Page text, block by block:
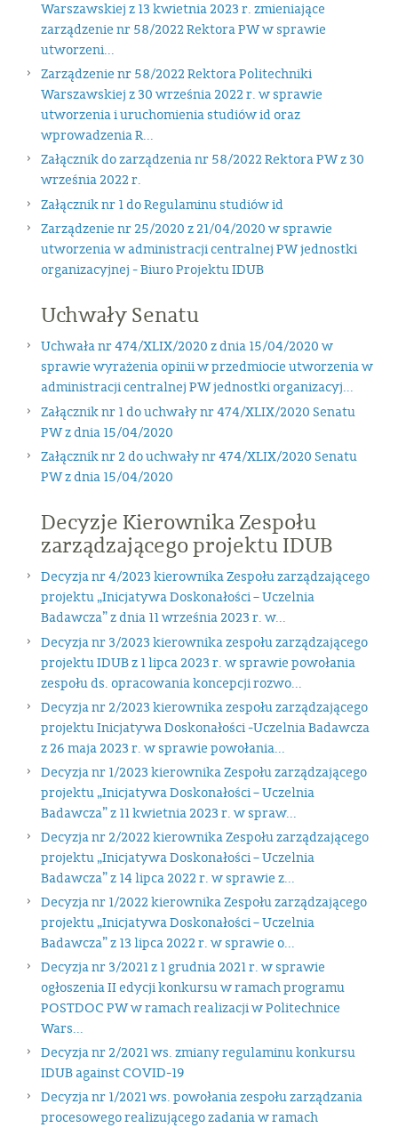
Warszawskiej z 13 kwietnia 2023 r. zmieniające
zarządzenie nr 58/2022 Rektora PW w sprawie
utworzeni...
Zarządzenie nr 58/2022 Rektora Politechniki
Warszawskiej z 30 września 2022 r. w sprawie
utworzenia i uruchomienia studiów id oraz
wprowadzenia R...
Załącznik do zarządzenia nr 58/2022 Rektora PW z 30
września 2022 r.
Załącznik nr 1 do Regulaminu studiów id
Zarządzenie nr 25/2020 z 21/04/2020 w sprawie
utworzenia w administracji centralnej PW jednostki
organizacyjnej - Biuro Projektu IDUB
Uchwały Senatu
Uchwała nr 474/XLIX/2020 z dnia 15/04/2020 w
sprawie wyrażenia opinii w przedmiocie utworzenia w
administracji centralnej PW jednostki organizacyj...
Załącznik nr 1 do uchwały nr 474/XLIX/2020 Senatu
PW z dnia 15/04/2020
Załącznik nr 2 do uchwały nr 474/XLIX/2020 Senatu
PW z dnia 15/04/2020
Decyzje Kierownika Zespołu
zarządzającego projektu IDUB
Decyzja nr 4/2023 kierownika Zespołu zarządzającego
projektu „Inicjatywa Doskonałości – Uczelnia
Badawcza” z dnia 11 września 2023 r. w...
Decyzja nr 3/2023 kierownika zespołu zarządzającego
projektu IDUB z 1 lipca 2023 r. w sprawie powołania
zespołu ds. opracowania koncepcji rozwo...
Decyzja nr 2/2023 kierownika zespołu zarządzającego
projektu Inicjatywa Doskonałości -Uczelnia Badawcza
z 26 maja 2023 r. w sprawie powołania...
Decyzja nr 1/2023 kierownika Zespołu zarządzającego
projektu „Inicjatywa Doskonałości – Uczelnia
Badawcza” z 11 kwietnia 2023 r. w spraw...
Decyzja nr 2/2022 kierownika Zespołu zarządzającego
projektu „Inicjatywa Doskonałości – Uczelnia
Badawcza” z 14 lipca 2022 r. w sprawie z...
Decyzja nr 1/2022 kierownika Zespołu zarządzającego
projektu „Inicjatywa Doskonałości – Uczelnia
Badawcza” z 13 lipca 2022 r. w sprawie o...
Decyzja nr 3/2021 z 1 grudnia 2021 r. w sprawie
ogłoszenia II edycji konkursu w ramach programu
POSTDOC PW w ramach realizacji w Politechnice
Wars...
Decyzja nr 2/2021 ws. zmiany regulaminu konkursu
IDUB against COVID-19
Decyzja nr 1/2021 ws. powołania zespołu zarządzania
procesowego realizującego zadania w ramach